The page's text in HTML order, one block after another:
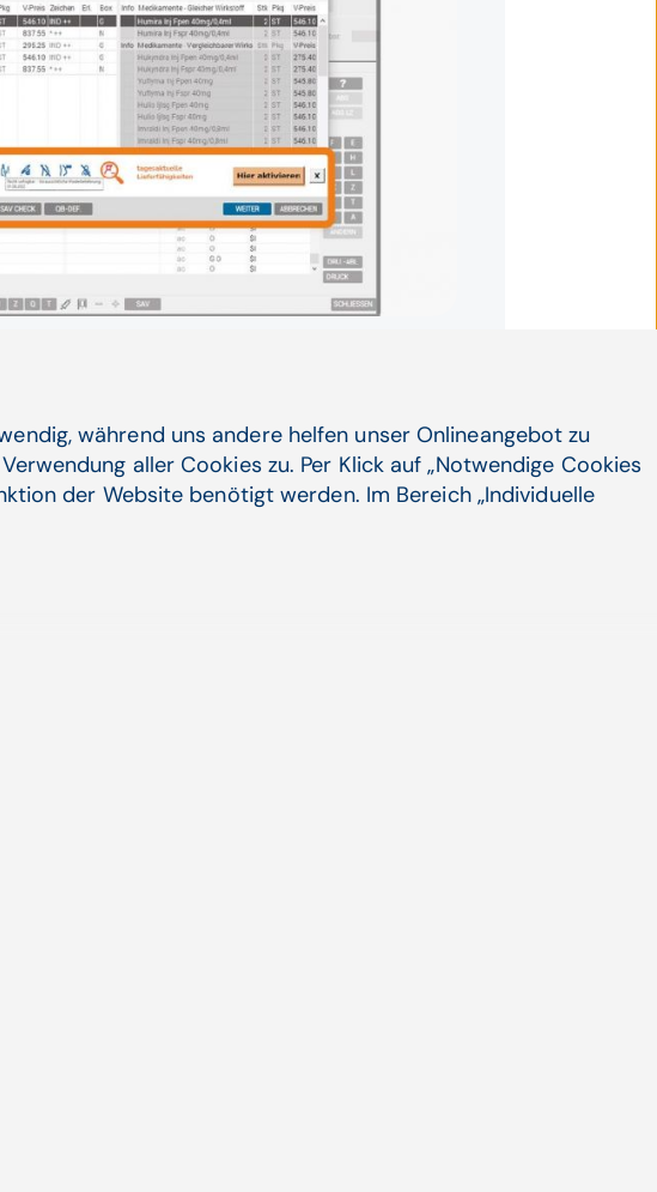
danach verfügbar.
während uns andere helfen unser Onlineangebot zu
aller Cookies zu. Per Klick auf „Notwendige Cookies
der Website benötigt werden. Im Bereich „Individuelle